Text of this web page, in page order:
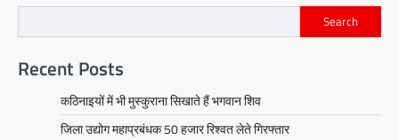
Search
Recent Posts
कठिनाइयों में भी मुस्कुराना सिखाते हैं भगवान शिव
जिला उद्योग महाप्रबंधक 50 हजार रिश्वत लेते गिरफ्तार